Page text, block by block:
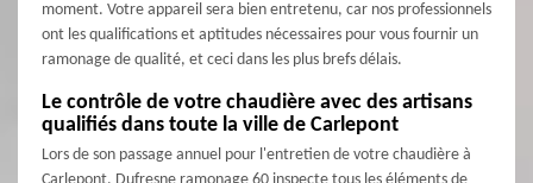
moment. Votre appareil sera bien entretenu, car nos professionnels
ont les qualifications et aptitudes nécessaires pour vous fournir un
ramonage de qualité, et ceci dans les plus brefs délais.
Le contrôle de votre chaudière avec des artisans
qualifiés dans toute la ville de Carlepont
Lors de son passage annuel pour l'entretien de votre chaudière à